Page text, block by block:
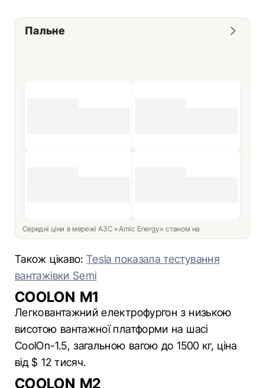
Пальне
Середні ціни в мережі АЗС «Amic Energy» станом на
Також цікаво:Tesla показала тестування
вантажівки Semi
COOLON M1
Легковантажний електрофургон з низькою
висотою вантажної платформи на шасі
CoolOn-1.5, загальною вагою до 1500 кг, ціна
від $ 12 тисяч.
COOLON M2